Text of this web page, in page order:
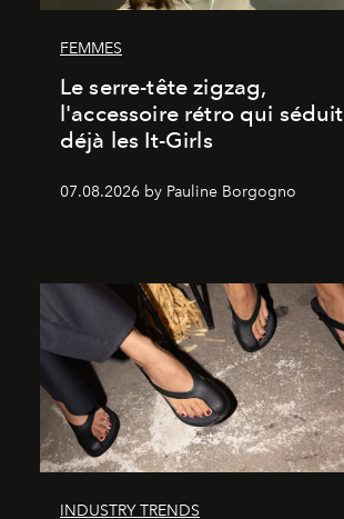
FEMMES
Le serre-tête zigzag,
l'accessoire rétro qui séduit
déjà les It-Girls
07.08.2026 by Pauline Borgogno
INDUSTRY TRENDS